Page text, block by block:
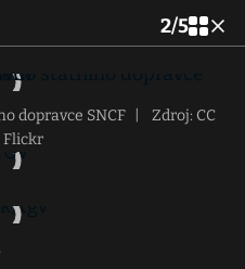
2/5
dopravce SNCF
Zdroj: CC
Flickr